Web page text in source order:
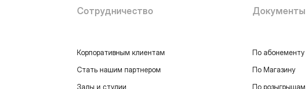
Сотрудничество
Корпоративным клиентам
Стать нашим партнером
Залы и студии
Документы
По абонементу
По Магазину
По розыгрышам